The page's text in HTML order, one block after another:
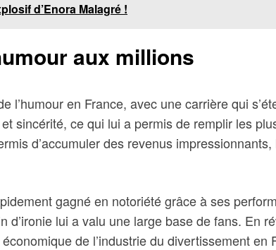
d’Enora Malagré !
aux millions
en France, avec une carrière qui
sincérité, ce qui lui a permis de remplir les
d’accumuler des revenus
gagné en notoriété grâce à ses
lui a valu une large base de fans. En
de l’industrie du divertissement